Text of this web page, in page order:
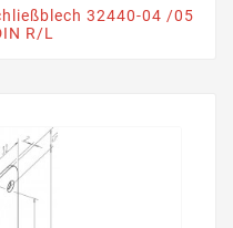
32440-04 /05
R/L